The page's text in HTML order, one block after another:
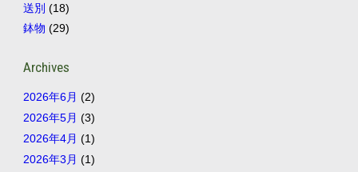
送別 (18)
鉢物 (29)
Archives
2026年6月 (2)
2026年5月 (3)
2026年4月 (1)
2026年3月 (1)